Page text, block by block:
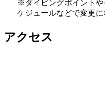
※ダイビングポイントや
ケジュールなどで変更に
アクセス